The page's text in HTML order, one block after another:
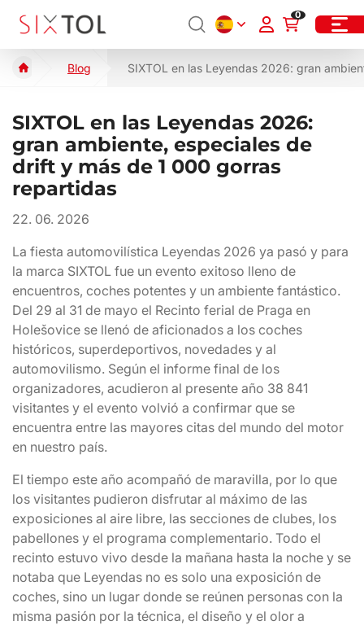
0
Blog SIXTOL en las Leyendas 2026: gran
SIXTOL en las Leyendas 2026:
gran ambiente, especiales de
drift y más de 1 000 gorras
repartidas
22. 06. 2026
La fiesta automovilística Leyendas 2026 ya pasó y para
la marca SIXTOL fue un evento exitoso lleno de
encuentros, coches potentes y un ambiente fantástico.
Del 29 al 31 de mayo el Recinto ferial de Praga en
Holešovice se llenó de aficionados a los coches
históricos, superdeportivos, novedades y al
automovilismo. Según el informe final de los
organizadores, acudieron al presente año 38 841
visitantes y el evento volvió a confirmar que se
encuentra entre las mayores citas del mundo del motor
en nuestro país.
El tiempo este año acompañó de maravilla, por lo que
los visitantes pudieron disfrutar al máximo de las
exposiciones al aire libre, las secciones de clubes, los
pabellones y el programa complementario. Todo el
recinto estuvo vivo desde la mañana hasta la noche y se
notaba que Leyendas no es solo una exposición de
coches, sino un lugar donde se reúnen personas con la
misma pasión por la técnica, el diseño y el olor a